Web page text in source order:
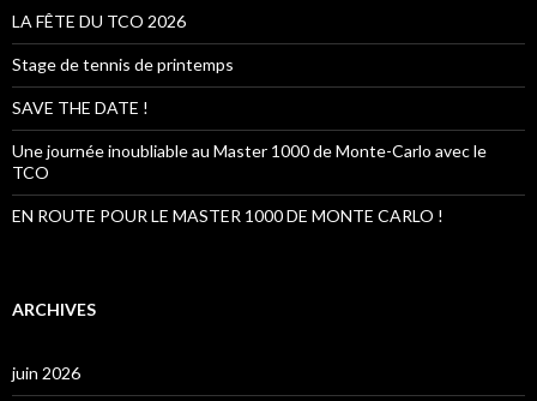
h
e
r
:
LA FÊTE DU TCO 2026
Stage de tennis de printemps
SAVE THE DATE !
Une journée inoubliable au Master 1000 de Monte-Carlo avec le
TCO
EN ROUTE POUR LE MASTER 1000 DE MONTE CARLO !
ARCHIVES
juin 2026